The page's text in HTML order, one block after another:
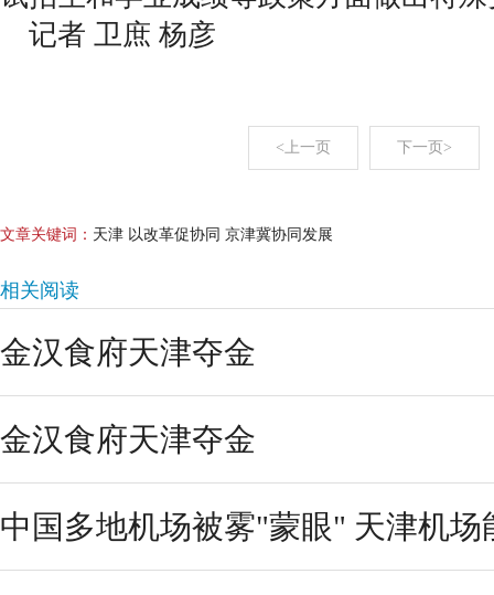
记者 卫庶 杨彦
<上一页 下一页>
文章关键词： 天津 以改革促协同 京津冀协同发展
相关阅读
金汉食府天津夺金
金汉食府天津夺金
中国多地机场被雾"蒙眼" 天津机场